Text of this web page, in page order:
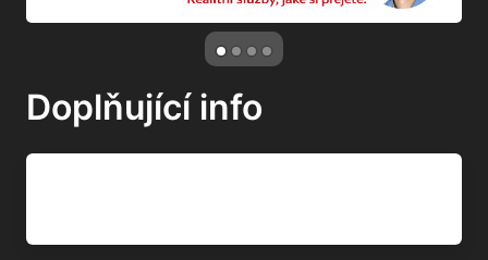
Doplňující info